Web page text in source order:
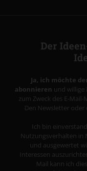
Der
Ja, ich möchte
abonnieren und
zum Zweck des E-
Den Newsletter oder
Ich bin
Nutzungsverhalten in
und ausgewertet
Interessen
Mail kann ich